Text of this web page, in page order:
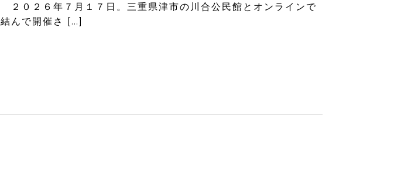
２０２６年７月１７日。三重県津市の川合公民館とオンラインで
結んで開催さ […]